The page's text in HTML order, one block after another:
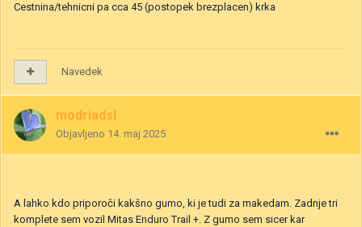
Cestnina/tehnicni pa cca 45 (postopek brezplacen) krka
Navedek
modriadsl
Objavljeno 14. maj 2025
A lahko kdo priporoči kakšno gumo, ki je tudi za makedam. Zadnje tri
komplete sem vozil Mitas Enduro Trail +. Z gumo sem sicer kar